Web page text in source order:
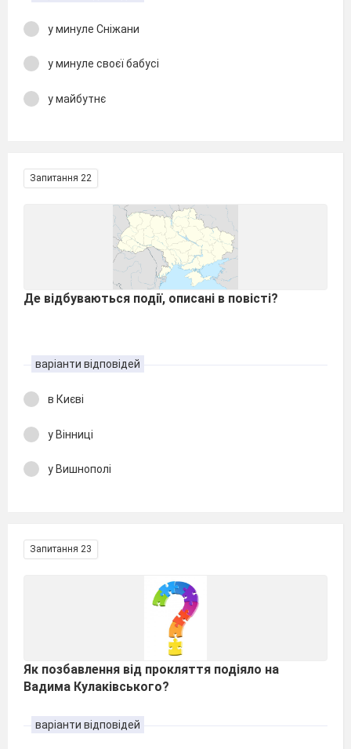
у минуле Сніжани
у минуле своєї бабусі
у майбутнє
Запитання 22
Де відбуваються події, описані в повісті?
варіанти відповідей
в Києві
у Вінниці
у Вишнополі
Запитання 23
Як позбавлення від прокляття подіяло на
Вадима Кулаківського?
варіанти відповідей